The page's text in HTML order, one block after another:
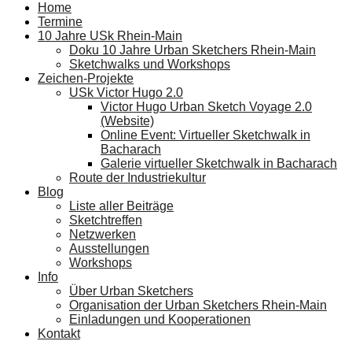
Home
Termine
10 Jahre USk Rhein-Main
Doku 10 Jahre Urban Sketchers Rhein-Main
Sketchwalks und Workshops
Zeichen-Projekte
USk Victor Hugo 2.0
Victor Hugo Urban Sketch Voyage 2.0
(Website)
Online Event: Virtueller Sketchwalk in
Bacharach
Galerie virtueller Sketchwalk in Bacharach
Route der Industriekultur
Blog
Liste aller Beiträge
Sketchtreffen
Netzwerken
Ausstellungen
Workshops
Info
Über Urban Sketchers
Organisation der Urban Sketchers Rhein-Main
Einladungen und Kooperationen
Kontakt